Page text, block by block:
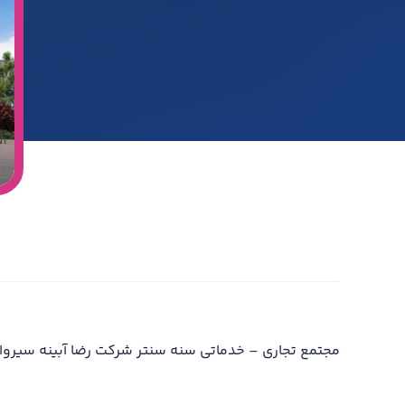
مجتمع تجاری – خدماتی سنه سنتر شرکت رضا آبینه